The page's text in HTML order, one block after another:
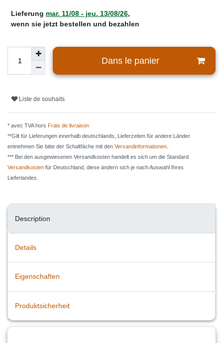
Lieferung mar. 11/08 - jeu. 13/08/26,
wenn sie jetzt bestellen und bezahlen
Dans le panier
Liste de souhaits
* avec TVA hors Frais de livraison
**Gilt für Lieferungen innerhalb deutschlands, Lieferzeiten für andere Länder
entnehmen Sie bitte der Schaltfäche mit den Versandinformationen
*** Bei den ausgewiesenen Versandkosten handelt es sich um die Standard
Versandkosten für Deutschland, diese ändern sich je nach Auswahl Ihres
Lieferlandes.
Description
Details
Eigenschaften
Produktsicherheit